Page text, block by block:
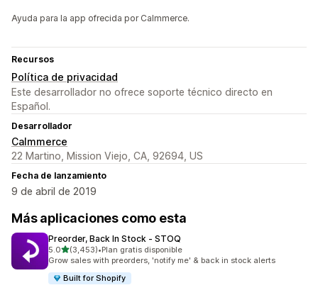
Ayuda para la app ofrecida por Calmmerce.
Recursos
Política de privacidad
Este desarrollador no ofrece soporte técnico directo en
Español.
Desarrollador
Calmmerce
22 Martino, Mission Viejo, CA, 92694, US
Fecha de lanzamiento
9 de abril de 2019
Más aplicaciones como esta
Preorder, Back In Stock ‑ STOQ
5.0de 5 estrellas
(3,453)
3453 reseñas en total
•Plan gratis disponible
Grow sales with preorders, 'notify me' & back in stock alerts
Built for Shopify